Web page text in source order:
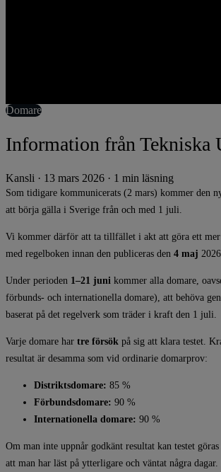
Domare
Information från Tekniska
Kansli · 13 mars 2026 · 1 min läsning
Som tidigare kommunicerats (2 mars) kommer den
att börja gälla i Sverige från och med 1 juli.
Vi kommer därför att ta tillfället i akt att göra ett mer
med regelboken innan den publiceras den 4 maj
Under perioden 1–21 juni kommer alla domare,
förbunds- och internationella domare), att behöva
baserat på det regelverk som träder i kraft den 1 juli.
Varje domare har tre försök på sig att klara testet.
resultat är desamma som vid ordinarie domarprov:
Distriktsdomare: 85 %
Förbundsdomare: 90 %
Internationella domare: 90 %
Om man inte uppnår godkänt resultat kan testet
att man har läst på ytterligare och väntat några